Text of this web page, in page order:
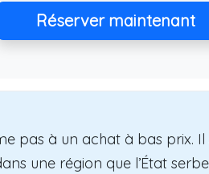
Réserver maintenant
pas à un achat à bas prix. Il
une région que l’État